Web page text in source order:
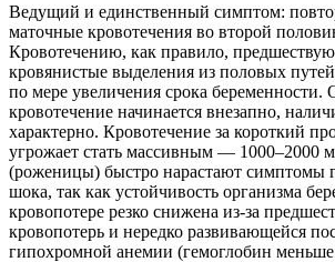
Ведущий и единственный симптом:
маточные кровотечения во второй
Кровотечению, как правило,
кровянистые выделения из половых
по мере увеличения срока беременности.
кровотечение начинается внезапно,
характерно. Кровотечение за короткий
угрожает стать массивным — 1000–2000
(роженицы) быстро нарастают симптомы
шока, так как устойчивость организма
кровопотере резко снижена из-за
кровопотерь и нередко развивающейся
гипохромной анемии (гемоглобин меньше